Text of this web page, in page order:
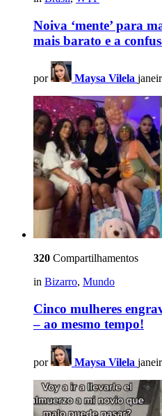
Noiva ‘mente’ para
mais barato e a
por Maysa Vilela
320 Compartilhamentos
in Bizarro, Mundo
Cinco mulheres
– ao mesmo tempo!
por Maysa Vilela